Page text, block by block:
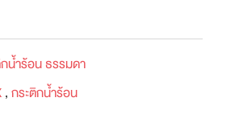
น้ำร้อน ธรรมดา
,กระติกน้ำร้อน